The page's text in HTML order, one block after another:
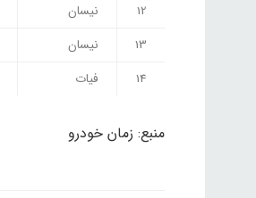
12
نیسان
13
نیسان
14
فیات
منبع: زمان خودرو